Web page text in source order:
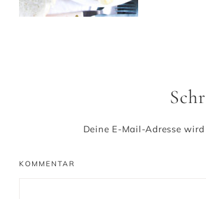
Deine E-Mail-Adresse
KOMMENTAR